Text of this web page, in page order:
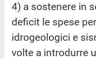
4) a sostenere in
deficit le spese
idrogeologici e
volte a introdurre